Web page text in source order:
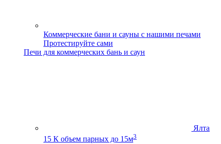
Коммерческие бани и сауны с нашими печами
Протестируйте сами
Печи для коммерческих бань и саун
Ялта
15 К объем парных до 15м3